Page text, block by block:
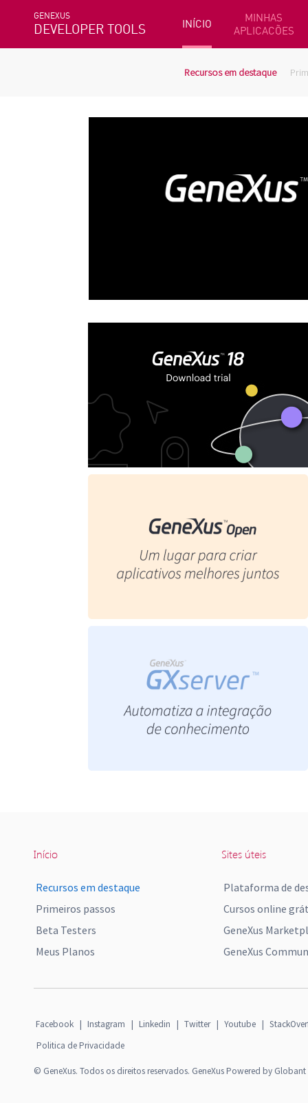
GENEXUS
DEVELOPER TOOLS INÍCIO
MINHAS
APLICACÕES
Recursos em destaque
Início
Recursos em destaque
Primeiros passos
Beta Testers
Meus Planos
Sites úteis
Plataforma de
Cursos online
GeneXus
GeneXus
Facebook | Instagram | Linkedin | Twitter | Youtube |
Politica de Privacidade
© GeneXus. Todos os direitos reservados. GeneXus Powered by Globant